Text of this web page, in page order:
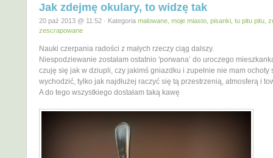
Jak zdejmę okulary, to widzę tak
20 paź 2013 @ 11:52 · Kategoria malowane moje miasto pisanki, tu pitu pitu
zescrapowane
Nauki czerpania radości z małych rzeczy ciąg dalszy.
Niespodziewanie zostałam ostatnio 'porwana’ do uroczego
czuję się jak w dziupli, czy jakimś gniazdku i zupełnie nie mam ochoty
wychodzić, tylko jak najdłużej raczyć się tą przestrzenią, atmosferą i
A do tego wszystkiego dostałam taką kawę